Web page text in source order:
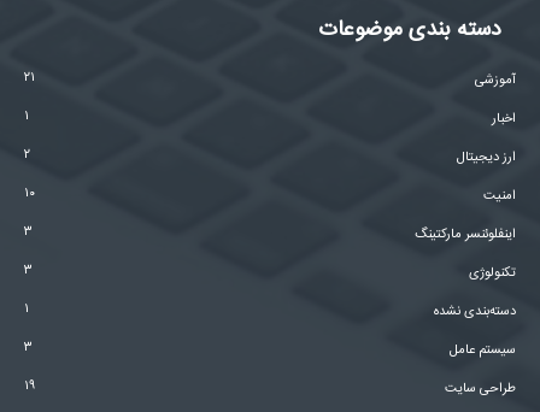
دسته بندی موضوعات
آموزشی
۲۱
اخبار
۱
ارز دیجیتال
۲
امنیت
۱۰
اینفلوئنسر مارکتینگ
۳
تکنولوژی
۳
دسته‌بندی نشده
۱
سیستم عامل
۳
طراحی سایت
۱۹